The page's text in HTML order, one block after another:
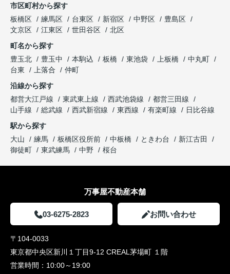
市区町村から探す
板橋区
練馬区 台東区 新宿区 中野区
豊島区
文京区
江東区 世田谷区
北区
町名から探す
豊玉北
豊玉中 本駒込 板橋 東池袋 上板橋
中丸町
台東
上落合
仲町
沿線から探す
都営大江戸線
東武東上線 西武池袋線
都営三田線
山手線
総武線 西武新宿線 東西線 有楽町線
日比谷線
駅から探す
大山
練馬 板橋区役所前 中板橋 ときわ台
新江古田
御徒町
東武練馬 中野 桜台
万事屋不動産本舗
03-6275-2823 お問い合わせ
〒104-0033
東京都中央区新川１丁目9-12 CREAL茅場町 １階
営業時間： 10:00～19:00